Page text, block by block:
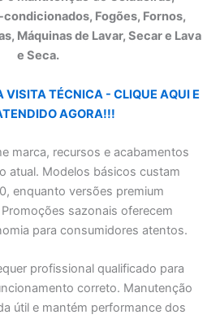
Fogões, Fornos,
Máquinas de Lavar, Secar e Lava
e Seca.
VISITA TÉCNICA - CLIQUE AQUI E
AGORA!!!
marca, recursos e acabamentos
atual. Modelos básicos custam
enquanto versões premium
sazonais oferecem
para consumidores atentos.
profissional qualificado para
correto. Manutenção
útil e mantém performance dos